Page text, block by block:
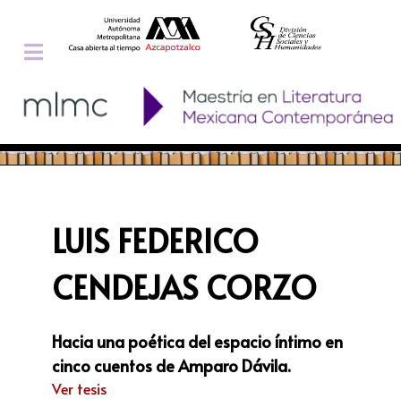
LUIS FEDERICO
CENDEJAS CORZO
Hacia una poética del espacio íntimo en
cinco cuentos de Amparo Dávila.
Ver tesis